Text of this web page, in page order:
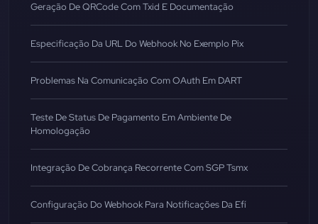
Geração De QRCode Com Txid E Documentação
Especificação Da URL Do Webhook No Exemplo Pix
Problemas Na Comunicação Com OAuth Em DART
Teste De Status De Pagamento Em Ambiente De
Homologação
Integração De Cobrança Recorrente Com SGP Tsmx
Configuração Do Webhook Para Notificações Da Efí